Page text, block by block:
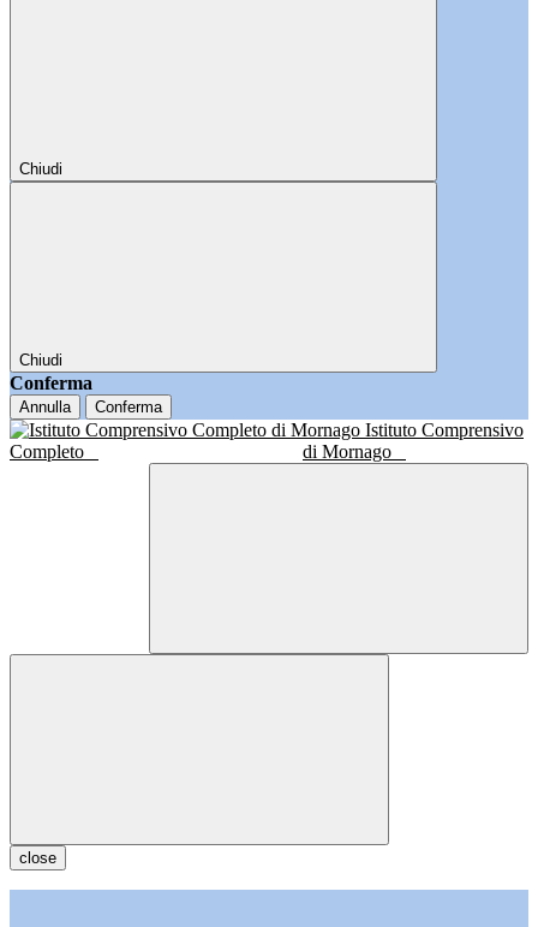
Chiudi
Chiudi
Conferma
Annulla Conferma
Istituto Comprensivo
Completo
di Mornago
close